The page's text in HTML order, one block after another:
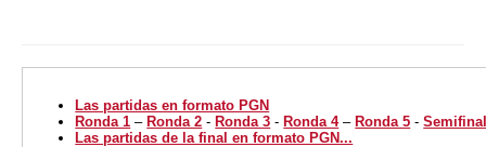
Las partidas en formato PGN
Ronda 1 – Ronda 2 - Ronda 3 - Ronda 4– Ronda 5 -
Las partidas de la final en formato PGN...